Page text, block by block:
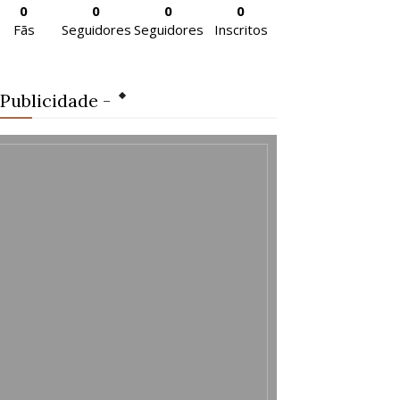
0
Fãs
0
Seguidores
0
Seguidores
0
Inscritos
-